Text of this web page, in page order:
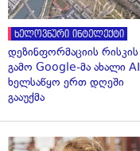
ხელოვნური ინტელექტი
დეზინფორმაციის რისკის
გამო Google-მა ახალი AI
ხელსაწყო ერთ დღეში
გააუქმა